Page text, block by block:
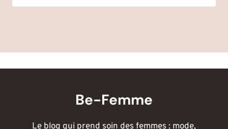
Be-Femme
Le blog qui prend soin des femmes : mode,